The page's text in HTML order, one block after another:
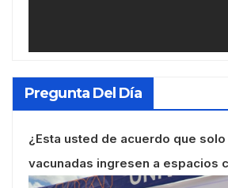
Pregunta Del Día
¿Esta usted de acuerdo que
vacunadas ingresen a espacios